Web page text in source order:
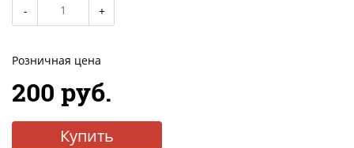
Розничная цена
200 руб.
Купить